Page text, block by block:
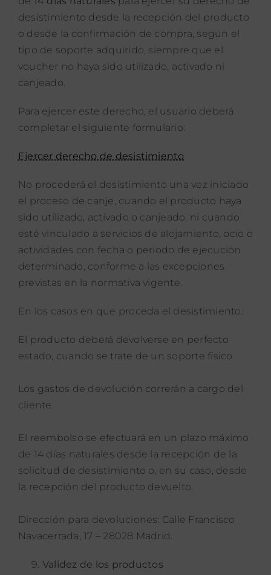
desistimiento desde la recepción del producto
o desde la confirmación de compra, según el
tipo de soporte adquirido, siempre que el
voucher no haya sido utilizado, activado ni
canjeado.
Para ejercer este derecho, el usuario deberá
completar el siguiente formulario:
Ejercer derecho de desistimiento
No procederá el desistimiento una vez iniciado
el proceso de canje, cuando el producto haya
sido utilizado, activado o canjeado, ni cuando
esté vinculado a servicios de alojamiento, ocio o
actividades con fecha o periodo de ejecución
determinado, conforme a las excepciones
previstas en la normativa vigente.
En los casos en que proceda el desistimiento:
El producto deberá devolverse en perfecto
estado, cuando se trate de un soporte físico.
Los gastos de devolución correrán a cargo del
cliente.
El reembolso se efectuará en un plazo máximo
de 14 días naturales desde la recepción de la
solicitud de desistimiento o, en su caso, desde
la recepción del producto devuelto.
Dirección para devoluciones: Calle Francisco
Navacerrada, 17 – 28028 Madrid.
Validez de los productos